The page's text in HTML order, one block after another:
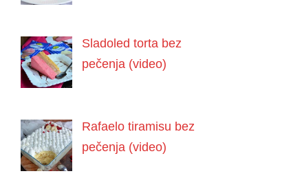
Sladoled torta bez
pečenja (video)
Rafaelo tiramisu bez
pečenja (video)